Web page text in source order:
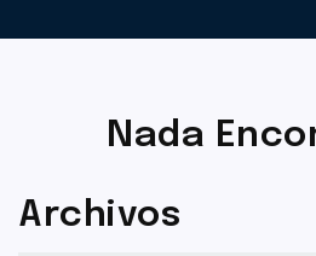
Nada
Archivos